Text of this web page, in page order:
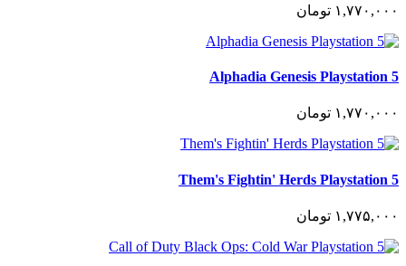
١,٧٧٠,٠٠٠ تومان
Alphadia Genesis Playstation 5
١,٧٧٠,٠٠٠ تومان
Them's Fightin' Herds Playstation 5
١,٧٧۵,٠٠٠ تومان